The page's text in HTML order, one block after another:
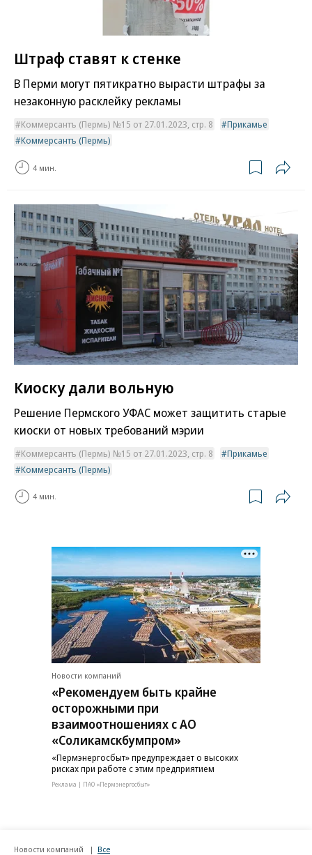
Штраф ставят к стенке
В Перми могут пятикратно вырасти штрафы за
незаконную расклейку рекламы
Коммерсантъ (Пермь) №15 от 27.01.2023, стр. 8
Прикамье
Коммерсантъ (Пермь)
4 мин.
Киоску дали вольную
Решение Пермского УФАС может защитить старые
киоски от новых требований мэрии
Коммерсантъ (Пермь) №15 от 27.01.2023, стр. 8
Прикамье
Коммерсантъ (Пермь)
4 мин.
Новости компаний
«Рекомендуем быть крайне
осторожными при
взаимоотношениях с АО
«Соликамскбумпром»
«Пермэнергосбыт» предупреждает о высоких
рисках при работе с этим предприятием
Реклама | ПАО «Пермэнергосбыт»
Новости компаний Все